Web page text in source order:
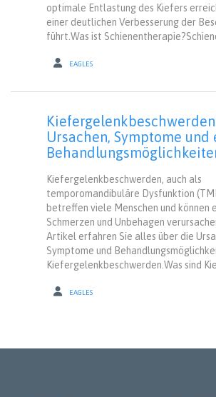
optimale Entlastung des Kiefers
einer deutlichen Verbesserung der
führt.Was ist
EAGLES
Ursachen, Symptome
Kiefergelenkbeschwerden, auch als
temporomandibuläre Dysfunktion
betreffen viele Menschen und können
Schmerzen und Unbehagen
Artikel erfahren Sie alles über die
Symptome und
Kiefergelenkbeschwerden.Was sind
EAGLES